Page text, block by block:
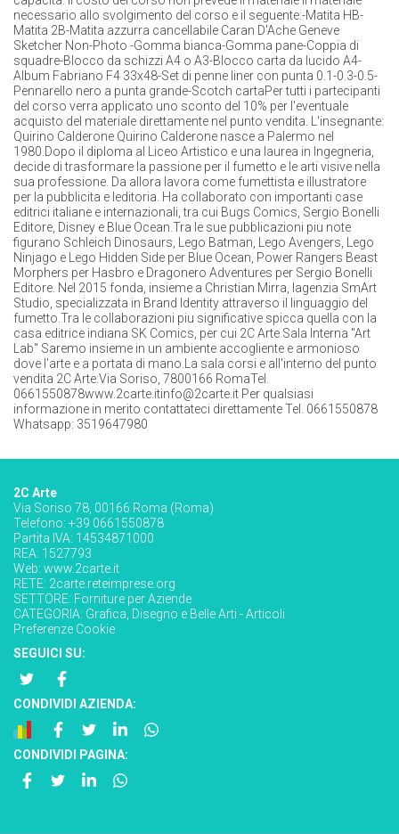
necessario allo svolgimento del corso e il seguente:-Matita HB-
Matita 2B-Matita azzurra cancellabile Caran D'Ache Geneve
Sketcher Non-Photo -Gomma bianca-Gomma pane-Coppia di
squadre-Blocco da schizzi A4 o A3-Blocco carta da lucido A4-
Album Fabriano F4 33x48-Set di penne liner con punta 0.1-0.3-0.5-
Pennarello nero a punta grande-Scotch cartaPer tutti i partecipanti
del corso verra applicato uno sconto del 10% per l'eventuale
acquisto del materiale direttamente nel punto vendita. L'insegnante:
Quirino Calderone Quirino Calderone nasce a Palermo nel
1980.Dopo il diploma al Liceo Artistico e una laurea in Ingegneria,
decide di trasformare la passione per il fumetto e le arti visive nella
sua professione. Da allora lavora come fumettista e illustratore
per la pubblicita e leditoria. Ha collaborato con importanti case
editrici italiane e internazionali, tra cui Bugs Comics, Sergio Bonelli
Editore, Disney e Blue Ocean.Tra le sue pubblicazioni piu note
figurano Schleich Dinosaurs, Lego Batman, Lego Avengers, Lego
Ninjago e Lego Hidden Side per Blue Ocean, Power Rangers Beast
Morphers per Hasbro e Dragonero Adventures per Sergio Bonelli
Editore. Nel 2015 fonda, insieme a Christian Mirra, lagenzia SmArt
Studio, specializzata in Brand Identity attraverso il linguaggio del
fumetto.Tra le collaborazioni piu significative spicca quella con la
casa editrice indiana SK Comics, per cui 2C Arte Sala Interna "Art
Lab" Saremo insieme in un ambiente accogliente e armonioso
dove l'arte e a portata di mano.La sala corsi e all'interno del punto
vendita 2C Arte:Via Soriso, 7800166 RomaTel.
0661550878www.2carte.itinfo@2carte.it Per qualsiasi
informazione in merito contattateci direttamente Tel. 0661550878
Whatsapp: 3519647980
2C Arte
Via Soriso 78, 00166 Roma (Roma)
Telefono: +39 0661550878
Partita IVA: 14534871000
REA: 1527793
Web: www.2carte.it
RETE: 2carte.reteimprese.org
SETTORE: Forniture per Aziende
CATEGORIA: Grafica, Disegno e Belle Arti - Articoli
Preferenze Cookie
SEGUICI SU:
CONDIVIDI AZIENDA:
CONDIVIDI PAGINA: